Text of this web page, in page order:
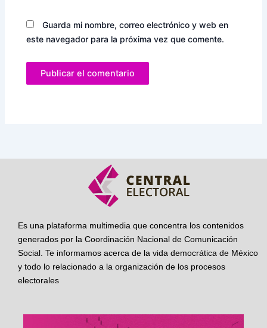
Guarda mi nombre, correo electrónico y web en
este navegador para la próxima vez que comente.
Es una plataforma multimedia que concentra los contenidos
generados por la Coordinación Nacional de Comunicación
Social. Te informamos acerca de la vida democrática de México
y todo lo relacionado a la organización de los procesos
electorales